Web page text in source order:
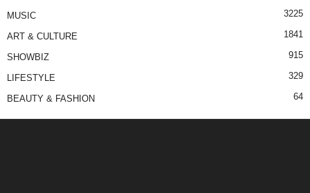
MUSIC 3225
ART & CULTURE 1841
SHOWBIZ 915
LIFESTYLE 329
BEAUTY & FASHION 64